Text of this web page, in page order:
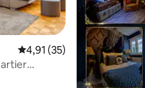
Note moyenne de 4,91
4,91 (35)